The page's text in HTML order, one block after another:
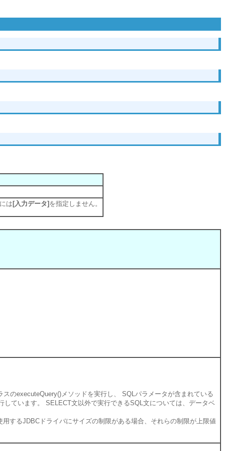
は [入力データ] を指定しません。
のexecuteQuery()メソッドを実行し、 SQLパラメータが含まれている
ています。 SELECT文以外で実行できるSQL文については、データベ
するJDBCドライバにサイズの制限がある場合、それらの制限が上限値